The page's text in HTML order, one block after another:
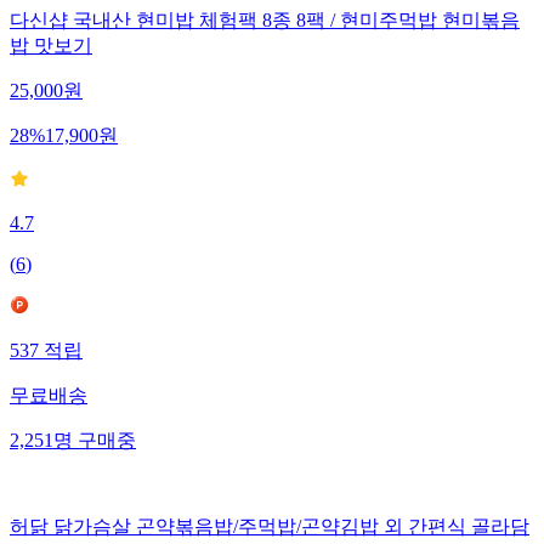
다신샵 국내산 현미밥 체험팩 8종 8팩 / 현미주먹밥 현미볶음
밥 맛보기
25,000원
28%17,900원
4.7
(6)
537 적립
무료배송
2,251 명 구매중
허닭 닭가슴살 곤약볶음밥/주먹밥/곤약김밥 외 간편식 골라담